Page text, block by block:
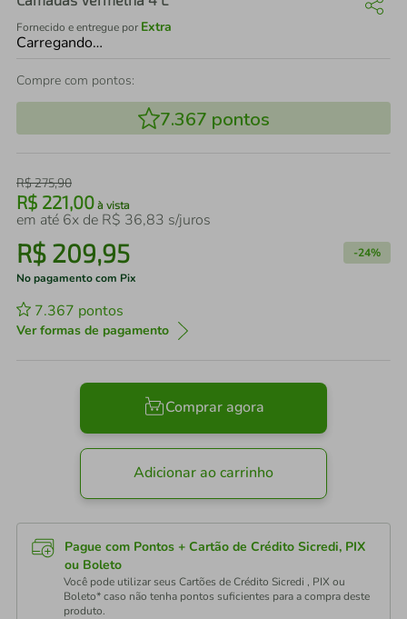
Fornecido e entregue por Extra
Carregando…
Compre com pontos:
7.367 pontos
R$275,90
R$ 221,00 à vista
em até 6x de R$ 36,83 s/juros
R$ 209,95 -24%
No pagamento com Pix
7.367 pontos
Ver formas de pagamento
Comprar agora
Adicionar ao carrinho
Pague com Pontos + Cartão de Crédito Sicredi, PIX
ou Boleto
Você pode utilizar seus Cartões de Crédito Sicredi , PIX ou
Boleto* caso não tenha pontos suficientes para a compra deste
produto.